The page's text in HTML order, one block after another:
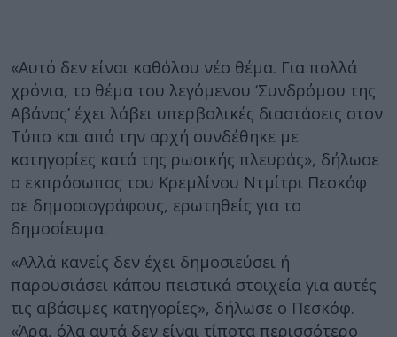
«Αυτό δεν είναι καθόλου νέο θέμα. Για πολλά
χρόνια, το θέμα του λεγόμενου ‘Συνδρόμου της
Αβάνας’ έχει λάβει υπερβολικές διαστάσεις στον
Τύπο και από την αρχή συνδέθηκε με
κατηγορίες κατά της ρωσικής πλευράς», δήλωσε
ο εκπρόσωπος του Κρεμλίνου Ντμίτρι Πεσκόφ
σε δημοσιογράφους, ερωτηθείς για το
δημοσίευμα.
«Αλλά κανείς δεν έχει δημοσιεύσει ή
παρουσιάσει κάπου πειστικά στοιχεία για αυτές
τις αβάσιμες κατηγορίες», δήλωσε ο Πεσκόφ.
«Άρα, όλα αυτά δεν είναι τίποτα περισσότερο